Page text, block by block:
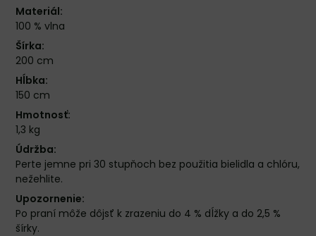
Materiál:
100 % vlna
Šírka:
200 cm
Hĺbka:
150 cm
Hmotnosť:
1,3 kg
Údržba:
Perte jemne pri 30 stupňoch bez použitia bielidla a chlóru,
nežehlite.
Upozornenie:
Po praní môže dôjsť k zrazeniu do 4 % dĺžky a do 2,5 %
šírky.